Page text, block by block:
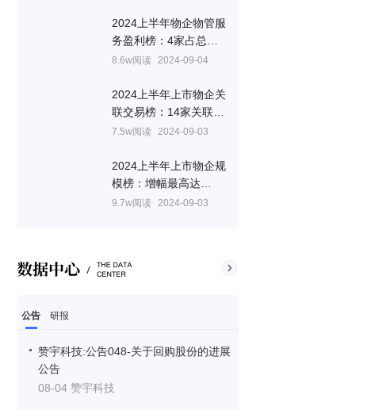
2024上半年物企物管服
务盈利榜：4家占总收
入比低于三成｜中报风
8.6w阅读 2024-09-04
2024上半年上市物企关
联交易榜：14家关联方
面积比重超50% | 中报
7.5w阅读 2024-09-03
2024上半年上市物企规
模榜：增幅最高达
211%，十家下滑 | 中
9.7w阅读 2024-09-03
公告 研报
赞宇科技:公告048-关于回购股份的进展
公告
08-04 赞宇科技